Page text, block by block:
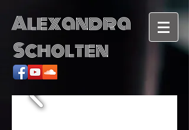
Alexandra
Scholten